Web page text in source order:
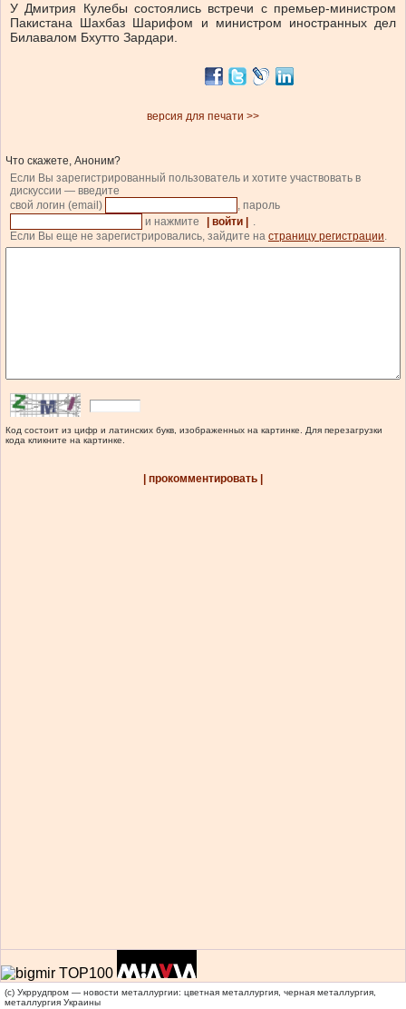
У Дмитрия Кулебы состоялись встречи с премьер-министром
Пакистана Шахбаз Шарифом и министром иностранных дел
Билавалом Бхутто Зардари.
версия для печати >>
Что скажете, Аноним?
Если Вы зарегистрированный пользователь и хотите участвовать в
дискуссии — введите
свой логин (email)
, пароль
и нажмите
| войти |
.
Если Вы еще не зарегистрировались, зайдите на страницу регистрации.
Код состоит из цифр и латинских букв, изображенных на картинке. Для перезагрузки
кода кликните на картинке.
| прокомментировать |
(c) Укррудпром — новости металлургии: цветная металлургия, черная металлургия,
металлургия Украины